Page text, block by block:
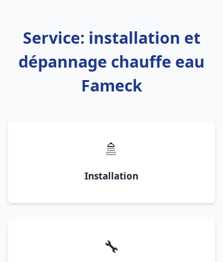
Service: installation et
dépannage chauffe eau
Fameck
🚿
Installation
🔧